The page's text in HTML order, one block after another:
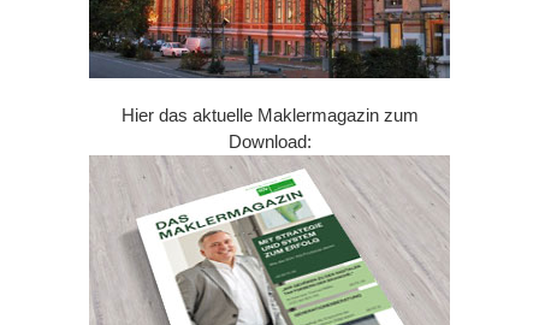
Hier das aktuelle Maklermagazin zum
Download: